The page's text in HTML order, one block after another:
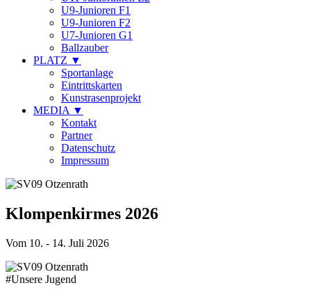
U9-Junioren F1
U9-Junioren F2
U7-Junioren G1
Ballzauber
PLATZ ▼
Sportanlage
Eintrittskarten
Kunstrasenprojekt
MEDIA ▼
Kontakt
Partner
Datenschutz
Impressum
Klompenkirmes 2026
Vom 10. - 14. Juli 2026
#Unsere Jugend